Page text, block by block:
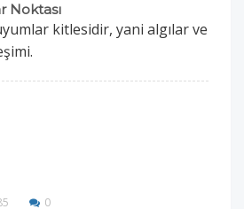
Noktası
kitlesidir, yani algılar ve
0